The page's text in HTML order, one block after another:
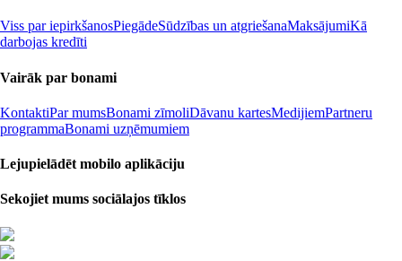
Viss par iepirkšanosPiegādeSūdzības un atgriešanaMaksājumiKā
darbojas kredīti
Vairāk par bonami
KontaktiPar mumsBonami zīmoliDāvanu kartesMedijiemPartneru
programmaBonami uzņēmumiem
Lejupielādēt mobilo aplikāciju
Sekojiet mums sociālajos tīklos